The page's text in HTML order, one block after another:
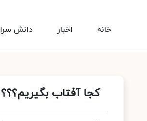
دانش سرا اخبار خانه
کجا آفتاب بگیریم؟؟؟